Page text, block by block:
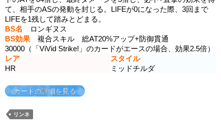
て、相手のASの発動を封じる。LIFEが0になった際、3回まで
LIFEを1残して踏みとどまる。
BS名 ロンギヌス
BS効果 複合スキル 総AT20%アップ+防御貫通
30000（「ViVid Strike!」のカードがエースの場合、効果2.5倍）
レア
スタイル
HR
ミッドチルダ
カードの詳細を見る
リンネ